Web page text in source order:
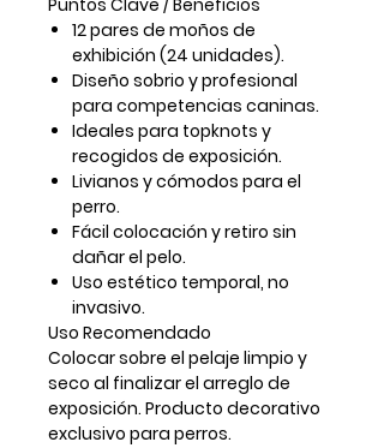
Puntos Clave / Beneficios
12 pares de moños de
exhibición (24 unidades).
Diseño sobrio y profesional
para competencias caninas.
Ideales para topknots y
recogidos de exposición.
Livianos y cómodos para el
perro.
Fácil colocación y retiro sin
dañar el pelo.
Uso estético temporal, no
invasivo.
Uso Recomendado
Colocar sobre el pelaje limpio y
seco al finalizar el arreglo de
exposición. Producto decorativo
exclusivo para perros.